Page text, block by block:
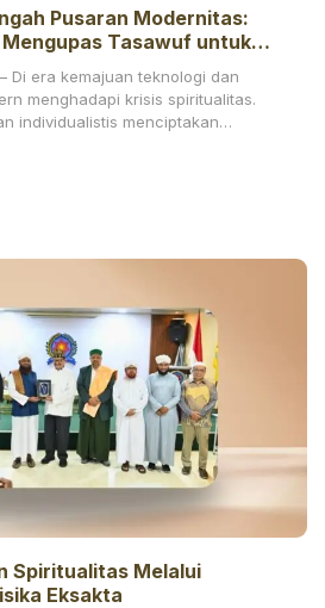
Pusaran Modernitas:
Tasawuf untuk
Di era kemajuan teknologi dan
menghadapi krisis spiritualitas.
individualistis menciptakan
Spiritualitas Melalui
Eksakta